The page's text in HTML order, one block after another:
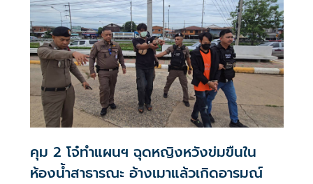
คุม 2 โจ๋ทำแผนฯ ฉุดหญิงหวังข่มขืนใน
ห้องน้ำสาธารณะ อ้างเมาแล้วเกิดอารมณ์